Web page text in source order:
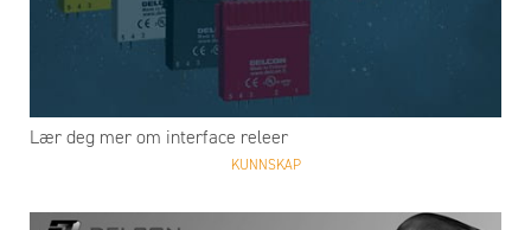
Lær deg mer om interface releer
KUNNSKAP